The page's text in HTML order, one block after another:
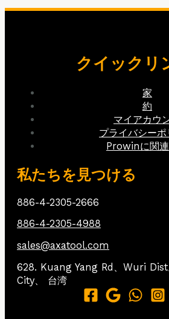
クイックリ
家
約
マイアカウ
プライバシーポ
Prowinに関
私たちを見つける
886-4-2305-2666
886-4-2305-4988
sales@axatool.com
628. Kuang Yang Rd、Wuri
City、
台湾